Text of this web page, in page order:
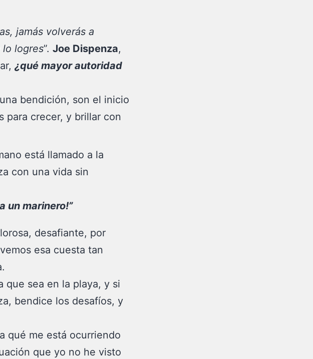
jamás volverás a
lo logres”. Joe Dispenza,
¿qué mayor autoridad
bendición, son el inicio
para crecer, y brillar con
está llamado a la
con una vida sin
un marinero!”
desafiante, por
esa cuesta tan
que sea en la playa, y si
bendice los desafíos, y
qué me está ocurriendo
que yo no he visto